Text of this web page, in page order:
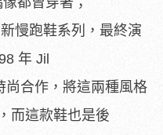
慢跑鞋系列，最終演
年 Jil
尚合作，將這兩種風格
而這款鞋也是後